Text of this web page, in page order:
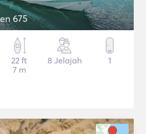
675
22 ft
7 m
8 Jelajah 1